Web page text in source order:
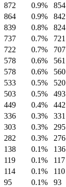
872 0.9% 854
864 0.9% 842
839 0.8% 824
737 0.7% 721
722 0.7% 707
578 0.6% 561
578 0.6% 560
533 0.5% 520
503 0.5% 493
449 0.4% 442
336 0.3% 331
303 0.3% 295
282 0.3% 276
138 0.1% 136
119 0.1% 117
114 0.1% 110
95 0.1% 93